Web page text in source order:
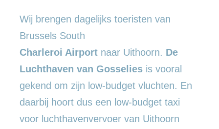
Wij brengen dagelijks toeristen van
Brussels South
Charleroi Airport naar Uithoorn. De
Luchthaven van Gosselies is vooral
gekend om zijn low-budget vluchten. En
daarbij hoort dus een low-budget taxi
voor luchthavenvervoer van Uithoorn